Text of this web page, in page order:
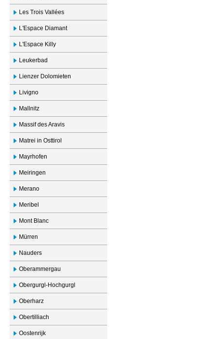
Les Trois Vallées
L'Espace Diamant
L'Espace Killy
Leukerbad
Lienzer Dolomieten
Livigno
Mallnitz
Massif des Aravis
Matrei in Osttirol
Mayrhofen
Meiringen
Merano
Meribel
Mont Blanc
Mürren
Nauders
Oberammergau
Obergurgl-Hochgurgl
Oberharz
Obertilliach
Oostenrijk